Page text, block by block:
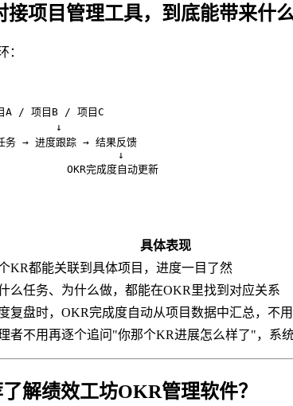
项目管理工具，到底能带来什么
：
A / 项目B / 项目C
↓
务 → 进度跟踪 → 结果反馈
↓
OKR完成度自动更新
具体表现
KR都能关联到具体项目，进度一目了然
么任务、为什么做，都能在OKR里找到对应关系
复盘时，OKR完成度自动从项目数据中汇总，不
者不用再逐个追问"你那个KR进展怎么样了"，系
解绩效工坊OKR管理软件？